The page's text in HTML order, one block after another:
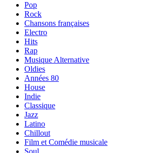
Pop
Rock
Chansons françaises
Electro
Hits
Rap
Musique Alternative
Oldies
Années 80
House
Indie
Classique
Jazz
Latino
Chillout
Film et Comédie musicale